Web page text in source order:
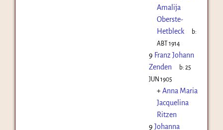
Amalija
Oberste-
Hetbleck
b:
ABT 1914
9 Franz Johann
Zenden
b:25
JUN 1905
+Anna Maria
Jacquelina
Ritzen
9 Johanna